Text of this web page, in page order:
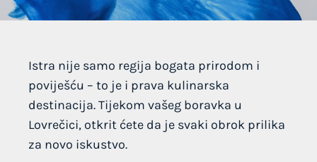
Istra nije samo regija bogata prirodom i
poviješću – to je i prava kulinarska
destinacija. Tijekom vašeg boravka u
Lovrečici, otkrit ćete da je svaki obrok prilika
za novo iskustvo.